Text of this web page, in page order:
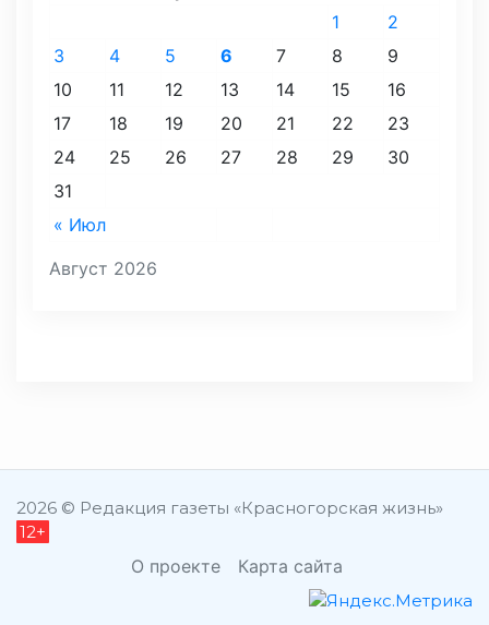
Август 2026
« Июл
1
2
3
4 5 6 7 8
9
10
11 12 13 14 15
16
17
18 19 20 21 22
23
24
25 26 27 28 29
30
31
2026 © Редакция газеты «Красногорская жизнь»
12+
О проекте Карта сайта